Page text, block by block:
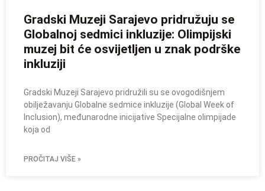
Gradski Muzeji Sarajevo pridružuju se
Globalnoj sedmici inkluzije: Olimpijski
muzej bit će osvijetljen u znak podrške
inkluziji
Gradski Muzeji Sarajevo pridružili su se ovogodišnjem
obilježavanju Globalne sedmice inkluzije (Global Week of
Inclusion), međunarodne inicijative Specijalne olimpijade
koja od
PROČITAJ VIŠE »